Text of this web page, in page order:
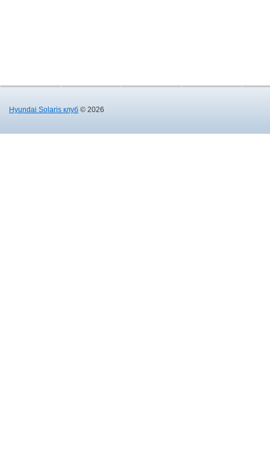
Hyundai Solaris клуб © 2026